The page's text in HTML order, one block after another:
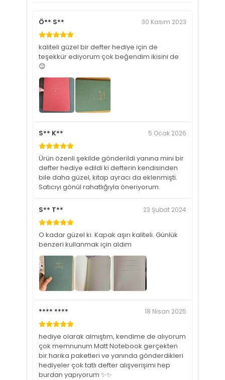
Ö** S** 30 Kasım 2023
kaliteli güzel bir defter hediye için de
teşekkür ediyorum çok beğendim ikisini de
😊
S** K** 5 Ocak 2026
Ürün özenli şekilde gönderildi yanına mini bir
defter hediye edildi ki defterin kendisinden
bile daha güzel, kitap ayracı da eklenmişti.
Satıcıyı gönül rahatlığıyla öneriyorum.
S** T** 23 Şubat 2024
O kadar güzel ki. Kapak aşırı kaliteli. Günlük
benzeri kullanmak için aldım
**** **** 18 Nisan 2025
hediye olarak almıştım, kendime de alıyorum
çok memnunum Matt Notebook gerçekten
bir harika paketleri ve yanında gönderdikleri
hediyeler çok tatlı defter alışverişimi hep
burdan yapıyorum ✨✨